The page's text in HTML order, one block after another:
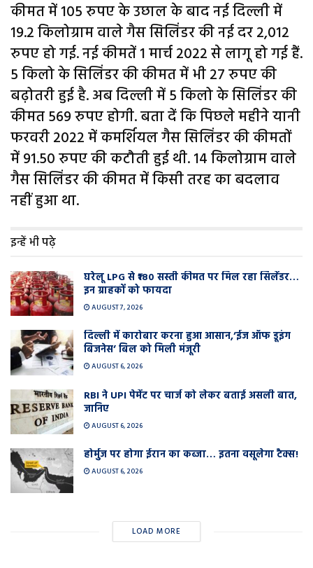
कीमत में 105 रुपए के उछाल के बाद नई दिल्ली में
19.2 किलोग्राम वाले गैस सिलिंडर की नई दर 2,012
रुपए हो गई. नई कीमतें 1 मार्च 2022 से लागू हो गई हैं.
5 किलो के सिलिंडर की कीमत में भी 27 रुपए की
बढ़ोतरी हुई है. अब दिल्ली में 5 किलो के सिलिंडर की
कीमत 569 रुपए होगी. बता दें कि पिछले महीने यानी
फरवरी 2022 में कमर्शियल गैस सिलिंडर की कीमतों
में 91.50 रुपए की कटौती हुई थी. 14 किलोग्राम वाले
गैस सिलिंडर की कीमत में किसी तरह का बदलाव
नहीं हुआ था.
इन्हें भी पढ़े
घरेलू LPG से ₹180 सस्ती कीमत पर मिल रहा सिलेंडर…
इन ग्राहकों को फायदा
AUGUST 7, 2026
दिल्ली में कारोबार करना हुआ आसान,’ईज ऑफ डूइंग
बिजनेस’ बिल को मिली मंजूरी
AUGUST 6, 2026
RBI ने UPI पेमेंट पर चार्ज को लेकर बताई असली बात,
जानिए
AUGUST 6, 2026
होर्मुज पर होगा ईरान का कब्जा… इतना वसूलेगा टैक्स!
AUGUST 6, 2026
LOAD MORE